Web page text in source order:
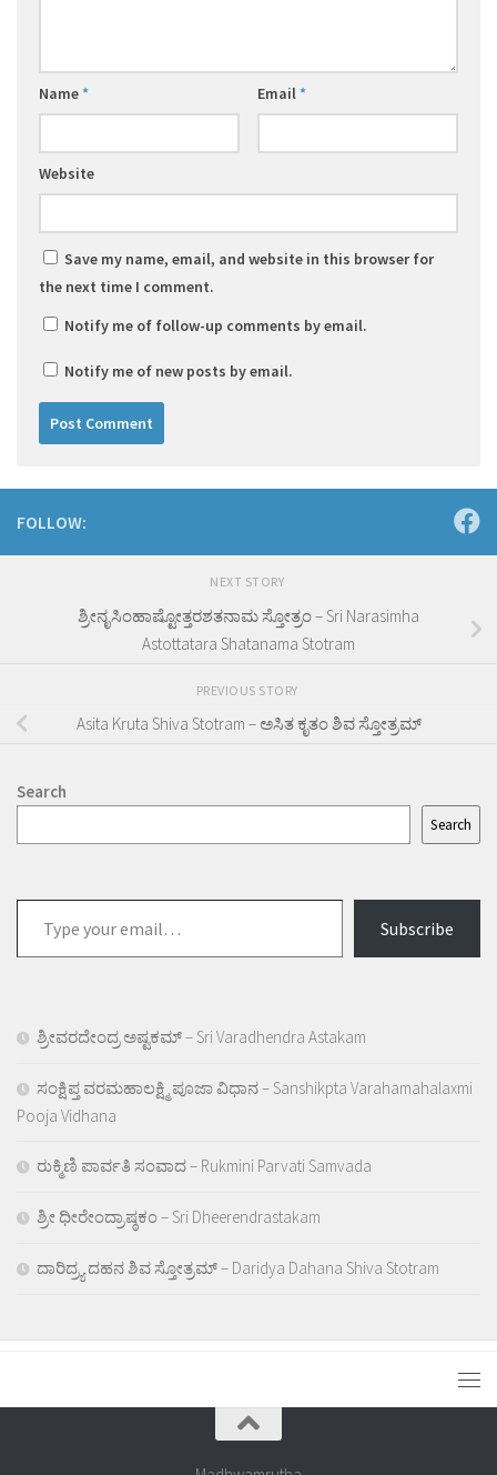
Name* Email*
Website
Save my name, email, and website in this browser for
the next time I comment.
Notify me of follow-up comments by email.
Notify me of new posts by email.
FOLLOW:
NEXT STORY
ಶ್ರೀನೃಸಿಂಹಾಷ್ಟೋತ್ತರಶತನಾಮ ಸ್ತೋತ್ರಂ – Sri Narasimha
Astottatara Shatanama Stotram
PREVIOUS STORY
Asita Kruta Shiva Stotram – ಅಸಿತ ಕೃತಂ ಶಿವ ಸ್ತೋತ್ರಮ್
Search
Search
your
email…
Subscribe
ಶ್ರೀವರದೇಂದ್ರ ಅಷ್ಟಕಮ್ – Sri Varadhendra Astakam
ಸಂಕ್ಷಿಪ್ತ ವರಮಹಾಲಕ್ಷ್ಮಿ ಪೂಜಾ ವಿಧಾನ – Sanshikpta Varahamahalaxmi
Pooja Vidhana
ರುಕ್ಮಿಣಿ ಪಾರ್ವತಿ ಸಂವಾದ – Rukmini Parvati Samvada
ಶ್ರೀ ಧೀರೇಂದ್ರಾಷ್ಠಕಂ – Sri Dheerendrastakam
ದಾರಿದ್ರ್ಯ ದಹನ ಶಿವ ಸ್ತೋತ್ರಮ್ – Daridya Dahana Shiva Stotram